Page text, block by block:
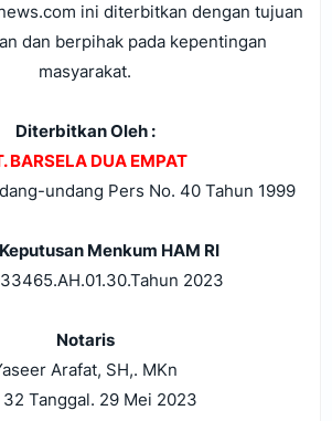
ini diterbitkan dengan tujuan
dan berpihak pada kepentingan
masyarakat.
Diterbitkan Oleh :
BARSELA DUA EMPAT
undang Pers No. 40 Tahun 1999
Menkum HAM RI
2023
Notaris
Arafat, SH,. MKn
32 Tanggal. 29 Mei 2023